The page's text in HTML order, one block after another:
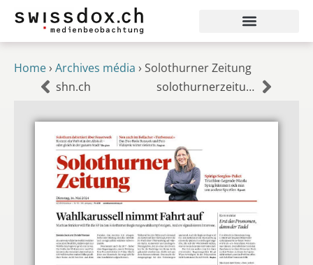
Home› Archives média › Solothurner Zeitung
shn.ch
solothurnerzeitung.ch